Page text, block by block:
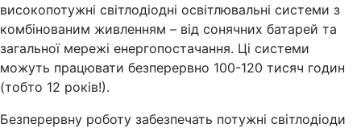
високопотужні світлодіодні освітлювальні системи з
комбінованим живленням – від сонячних батарей та
загальної мережі енергопостачання. Ці системи
можуть працювати безперервно 100-120 тисяч годин
(тобто 12 років!).
Безперервну роботу забезпечать потужні світлодіоди